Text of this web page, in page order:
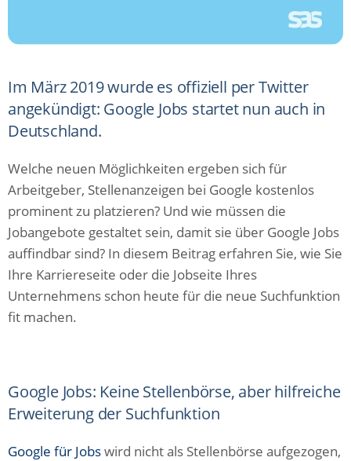
Im März 2019 wurde es offiziell per Twitter
angekündigt: Google Jobs startet nun auch in
Deutschland.
Welche neuen Möglichkeiten ergeben sich für
Arbeitgeber, Stellenanzeigen bei Google kostenlos
prominent zu platzieren? Und wie müssen die
Jobangebote gestaltet sein, damit sie über Google Jobs
auffindbar sind? In diesem Beitrag erfahren Sie, wie Sie
Ihre Karriereseite oder die Jobseite Ihres
Unternehmens schon heute für die neue Suchfunktion
fit machen.
Google Jobs: Keine Stellenbörse, aber hilfreiche
Erweiterung der Suchfunktion
Google für Jobswird nicht als Stellenbörse aufgezogen,